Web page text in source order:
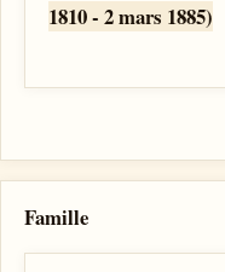
1810 - 2 mars 1885)
Famille